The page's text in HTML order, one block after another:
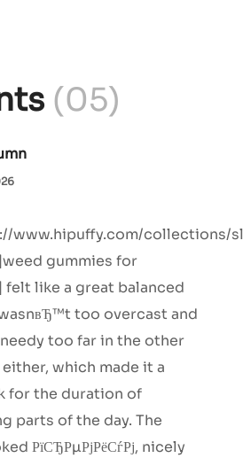
(05)
www.hipuffy.com/collections/
gummies for
like a great balanced
too overcast and
too far in the other
which made it a
for the duration of
parts of the day. The
РїСЂРµРјРёСѓРј, nicely